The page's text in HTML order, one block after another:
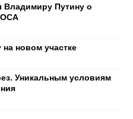
Владимиру Путину о
на новом участке
Уникальным условиям